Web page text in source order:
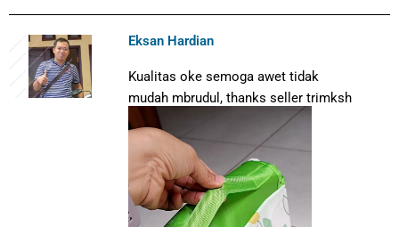
Eksan Hardian
Kualitas oke semoga awet tidak
mudah mbrudul, thanks seller trimksh